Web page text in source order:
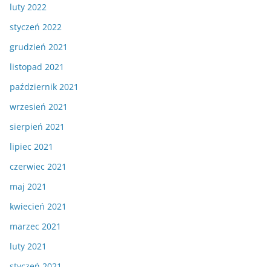
luty 2022
styczeń 2022
grudzień 2021
listopad 2021
październik 2021
wrzesień 2021
sierpień 2021
lipiec 2021
czerwiec 2021
maj 2021
kwiecień 2021
marzec 2021
luty 2021